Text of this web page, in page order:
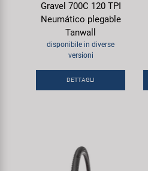
Gravel 700C 120 TPI
Neumático plegable
Tanwall
disponibile in diverse
versioni
DETTAGLI